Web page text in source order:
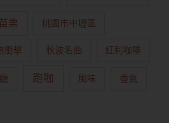
栗 桃園市中壢區
衝擊 秋波名曲 紅利咖啡
跑咖 風味 香氣